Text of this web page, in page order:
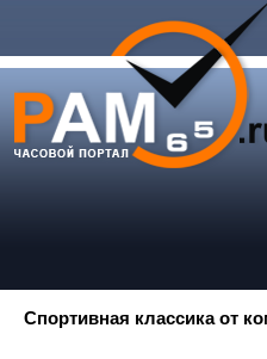
Спортивная классика от